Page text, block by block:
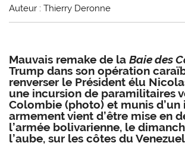
Auteur : Thierry Deronne
Mauvais remake de laBaie des
Trump dans son opération
renverser le Président élu
une incursion de paramilitaires
Colombie (photo) et munis d’un
armement vient d’être mise en
l’armée bolivarienne, le
l’aube, sur les côtes du